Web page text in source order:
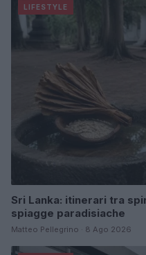
LIFESTYLE
Sri Lanka: itinerari tra
spiagge paradisiache
Matteo Pellegrino · 8 Ago 2026